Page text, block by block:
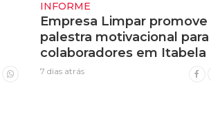
INFORME
Empresa Limpar promove
palestra motivacional para
colaboradores em Itabela
7 dias atrás